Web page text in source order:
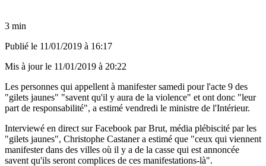
3 min
Publié le 11/01/2019 à 16:17
Mis à jour le 11/01/2019 à 20:22
Les personnes qui appellent à manifester samedi pour l'acte 9 des
"gilets jaunes" "savent qu'il y aura de la violence" et ont donc "leur
part de responsabilité", a estimé vendredi le ministre de l'Intérieur.
Interviewé en direct sur Facebook par Brut, média plébiscité par les
"gilets jaunes", Christophe Castaner a estimé que "ceux qui viennent
manifester dans des villes où il y a de la casse qui est annoncée
savent qu'ils seront complices de ces manifestations-là".